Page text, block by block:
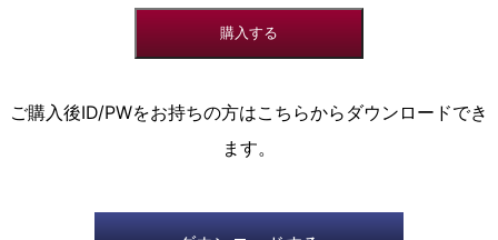
ご購入後ID/PWをお持ちの方はこちらからダウンロードでき
ます。